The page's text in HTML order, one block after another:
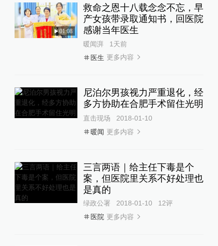
01:08
救命之恩十八载念念不忘，早
产女孩带录取通知书，回医院
感谢当年医生
暖闻湃
1天前
医生 更多内容
尼泊尔男孩视力严重退化，经
多方协助在合肥手术留住光明
直击现场
2018-01-10
暖闻 更多内容
三言两语｜给主任下毒是个
案，但医院里关系不好处理也
是真的
绿政公署 2018-01-10 12评
医院 更多内容